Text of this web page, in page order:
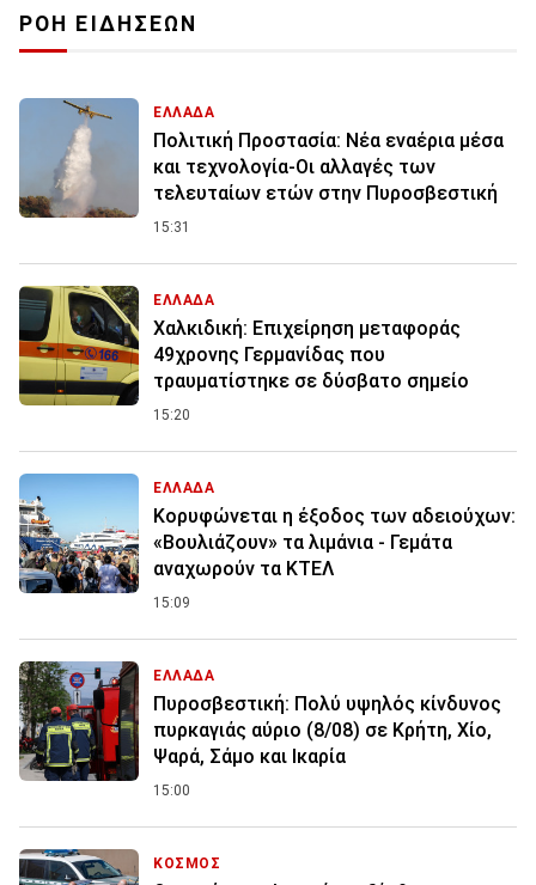
ΡΟΗ ΕΙΔΗΣΕΩΝ
ΕΛΛΑΔΑ
Πολιτική Προστασία: Νέα εναέρια μέσα
και τεχνολογία-Οι αλλαγές των
τελευταίων ετών στην Πυροσβεστική
15:31
ΕΛΛΑΔΑ
Χαλκιδική: Επιχείρηση μεταφοράς
49χρονης Γερμανίδας που
τραυματίστηκε σε δύσβατο σημείο
15:20
ΕΛΛΑΔΑ
Κορυφώνεται η έξοδος των αδειούχων:
«Βουλιάζουν» τα λιμάνια - Γεμάτα
αναχωρούν τα ΚΤΕΛ
15:09
ΕΛΛΑΔΑ
Πυροσβεστική: Πολύ υψηλός κίνδυνος
πυρκαγιάς αύριο (8/08) σε Κρήτη, Χίο,
Ψαρά, Σάμο και Ικαρία
15:00
ΚΟΣΜΟΣ